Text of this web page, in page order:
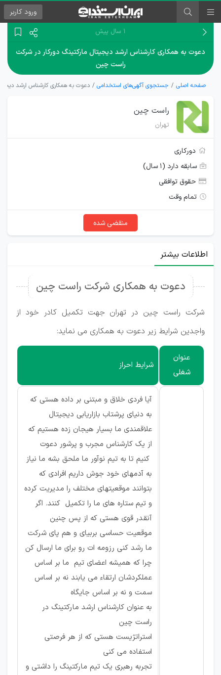
ورود کاربر
۱ سال پیش
دعوت به همکاری کارشناس ارشد دیجیتال مارکتینگ دورکار در شرکت
راست چین
صفحه اصلی جستجوی آگهی‌های استخدامی دعوت به همکاری کارشناس ارشد
راست چین
تهران
دورکاری
سابقه دارد (۱ سال)
حقوق توافقی
تمام وقت
منقضی شده
اطلاعات بیشتر
دعوت به همکاری شرکت راست چین
شرکت راست چین در تهران جهت تکمیل کادر خود از
واجدین شرایط زیر دعوت به همکاری می نماید:
عنوان
شغلی
شرایط احراز
آیا فردی خلاق و مبتنی بر داده هستی که
به دنیای پرشتاب بازاریابی دیجیتال
علاقمندی ما بسیار هیجان زده هستیم که
از یک کارشناس مجرب و پرشور دعوت
کنیم تا به تیم نوآور ما ملحق بشه ما نیاز
به آدمهای خود جوش داریم افرادی که
بتوانند موقعیتهای مختلف را مدیریت کرده
و تیم ستاره های ما را تکمیل کنند. اگر
آنقدر قوی هستی که از پس چنین
موقعیت حساسی بربیای و هم پای شرکت
ما رشد کنی رزومه ات رو برای ما ارسال کن
چرا که همیشه اعضای تیم ما بر اساس
عملکردشان ارتقاء می یابند نه بر اساس
سمت و نه بر اساس جایگاه
به عنوان کارشناس ارشد مارکتینگ در
راست چین
استراتژیست هستی که از هر فرصتی
استفاده می کنی
تجربه رهبری یک تیم مارکتینگ را داشتی و